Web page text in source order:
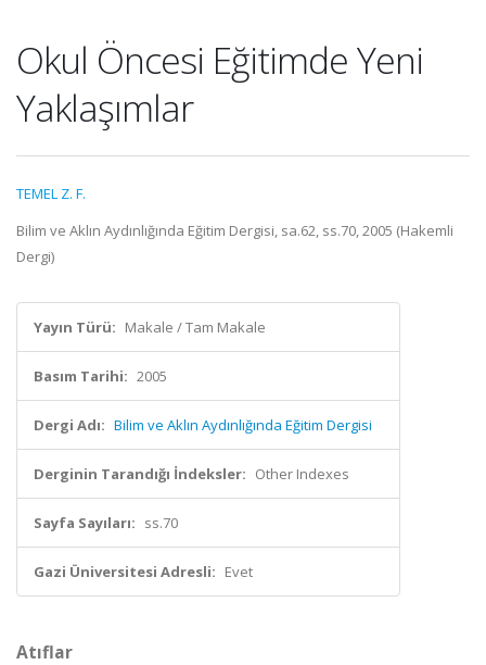
Okul Öncesi Eğitimde Yeni
Yaklaşımlar
TEMEL Z. F.
Bilim ve Aklın Aydınlığında Eğitim Dergisi, sa.62, ss.70, 2005 (Hakemli
Dergi)
Yayın Türü: Makale / Tam Makale
Basım Tarihi: 2005
Dergi Adı: Bilim ve Aklın Aydınlığında Eğitim Dergisi
Derginin Tarandığı İndeksler: Other Indexes
Sayfa Sayıları: ss.70
Gazi Üniversitesi Adresli: Evet
Atıflar